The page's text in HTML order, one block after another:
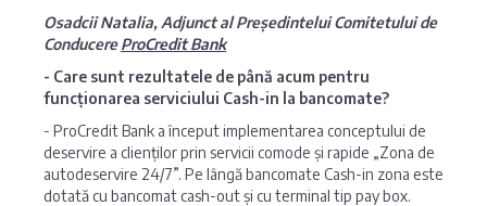
Osadcii Natalia, Adjunct al Președintelui Comitetului de
ConducereProCredit Bank
- Care sunt rezultatele de până acum pentru
funcționarea serviciului Cash-in la bancomate?
- ProCredit Bank a început implementarea conceptului de
deservire a clienților prin servicii comode și rapide „Zona de
autodeservire 24/7”. Pe lângă bancomate Cash-in zona este
dotată cu bancomat cash-out și cu terminal tip pay box.